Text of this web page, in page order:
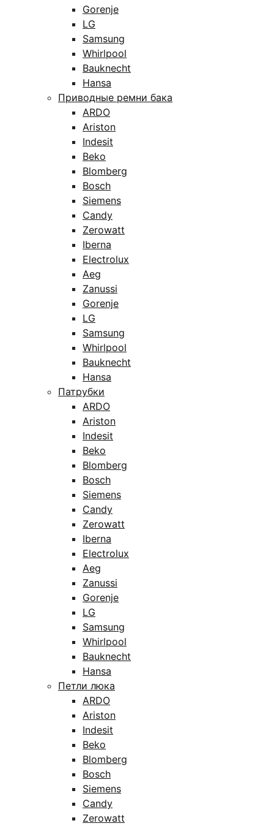
Gorenje
LG
Samsung
Whirlpool
Bauknecht
Hansa
Приводные ремни бака
ARDO
Ariston
Indesit
Beko
Blomberg
Bosch
Siemens
Candy
Zerowatt
Iberna
Electrolux
Aeg
Zanussi
Gorenje
LG
Samsung
Whirlpool
Bauknecht
Hansa
Патрубки
ARDO
Ariston
Indesit
Beko
Blomberg
Bosch
Siemens
Candy
Zerowatt
Iberna
Electrolux
Aeg
Zanussi
Gorenje
LG
Samsung
Whirlpool
Bauknecht
Hansa
Петли люка
ARDO
Ariston
Indesit
Beko
Blomberg
Bosch
Siemens
Candy
Zerowatt